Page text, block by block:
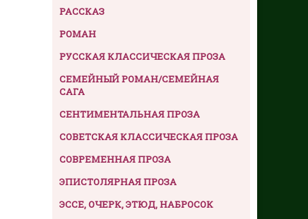
РАССКАЗ
РОМАН
РУССКАЯ КЛАССИЧЕСКАЯ ПРОЗА
СЕМЕЙНЫЙ РОМАН/СЕМЕЙНАЯ
САГА
СЕНТИМЕНТАЛЬНАЯ ПРОЗА
СОВЕТСКАЯ КЛАССИЧЕСКАЯ ПРОЗА
СОВРЕМЕННАЯ ПРОЗА
ЭПИСТОЛЯРНАЯ ПРОЗА
ЭССЕ, ОЧЕРК, ЭТЮД, НАБРОСОК